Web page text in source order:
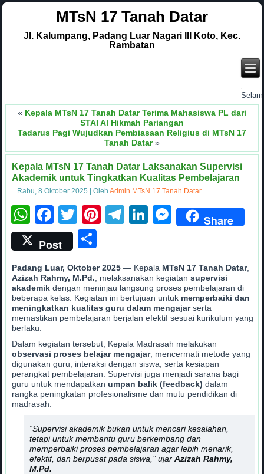
MTsN 17 Tanah Datar
Jl. Kalumpang, Padang Luar Nagari III Koto, Kec.
Rambatan
Selamat
« Kepala MTsN 17 Tanah Datar Terima Mahasiswa PL dari
STAI Al Hikmah Pariangan
Tadarus Pagi Wujudkan Pembiasaan Religius di MTsN 17
Tanah Datar»
Kepala MTsN 17 Tanah Datar Laksanakan Supervisi
Akademik untuk Tingkatkan Kualitas Pembelajaran
Rabu, 8 Oktober 2025 |Oleh Admin MTsN 17 Tanah Datar
WhatsApp
Facebook
Twitter
Pinterest
Telegram
LinkedIn
Share
Post
Padang Luar, Oktober 2025 — Kepala MTsN 17 Tanah Datar,
Azizah Rahmy, M.Pd. , melaksanakan kegiatansupervisi
akademik dengan meninjau langsung proses pembelajaran di
beberapa kelas. Kegiatan ini bertujuan untuk memperbaiki dan
meningkatkan kualitas guru dalam mengajarserta
memastikan pembelajaran berjalan efektif sesuai kurikulum yang
berlaku.
Dalam kegiatan tersebut, Kepala Madrasah melakukan
observasi proses belajar mengajar, mencermati metode yang
digunakan guru, interaksi dengan siswa, serta kesiapan
perangkat pembelajaran. Supervisi juga menjadi sarana bagi
guru untuk mendapatkanumpan balik (feedback) dalam
rangka peningkatan profesionalisme dan mutu pendidikan di
madrasah.
“Supervisi akademik bukan untuk mencari kesalahan,
tetapi untuk membantu guru berkembang dan
memperbaiki proses pembelajaran agar lebih menarik,
efektif, dan berpusat pada siswa,” ujarAzizah Rahmy,
M.Pd.